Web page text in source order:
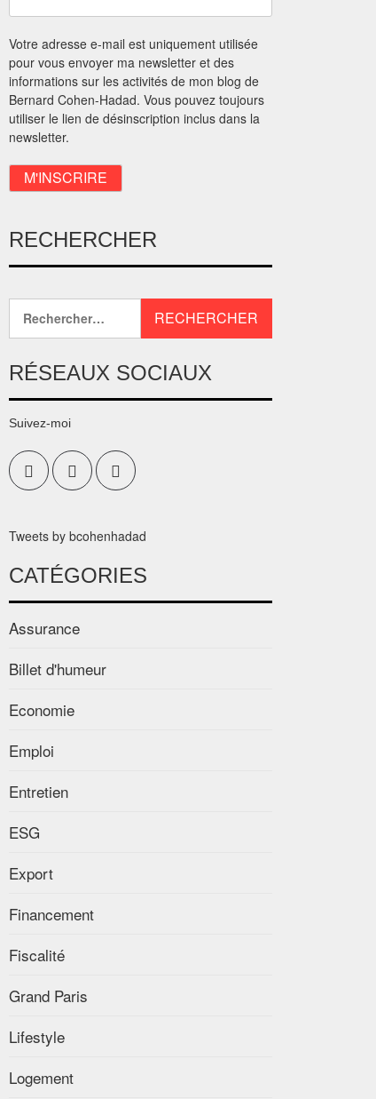
Votre adresse e-mail est uniquement utilisée
pour vous envoyer ma newsletter et des
informations sur les activités de mon blog de
Bernard Cohen-Hadad. Vous pouvez toujours
utiliser le lien de désinscription inclus dans la
newsletter.
RECHERCHER
RÉSEAUX SOCIAUX
Suivez-moi
Tweets by bcohenhadad
CATÉGORIES
Assurance
Billet d'humeur
Economie
Emploi
Entretien
ESG
Export
Financement
Fiscalité
Grand Paris
Lifestyle
Logement